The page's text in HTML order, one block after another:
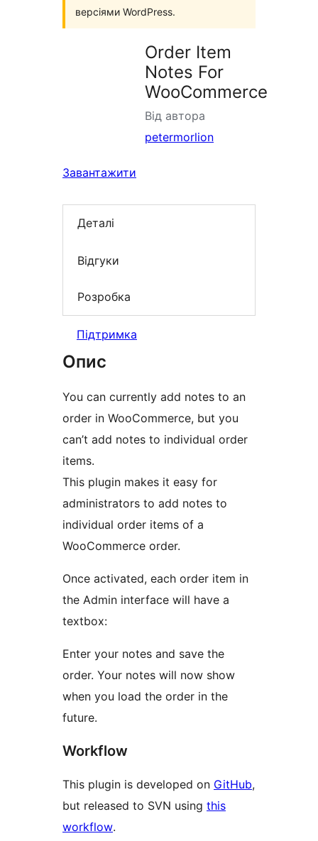
версіями WordPress.
Order Item
Notes For
WooCommerce
Від автора
petermorlion
Завантажити
Деталі
Відгуки
Розробка
Підтримка
Опис
You can currently add notes to an
order in WooCommerce, but you
can’t add notes to individual order
items.
This plugin makes it easy for
administrators to add notes to
individual order items of a
WooCommerce order.
Once activated, each order item in
the Admin interface will have a
textbox:
Enter your notes and save the
order. Your notes will now show
when you load the order in the
future.
Workflow
This plugin is developed on GitHub,
but released to SVN using this
workflow.